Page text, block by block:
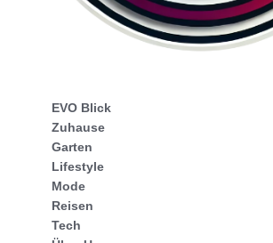
EVO Blick
Zuhause
Garten
Lifestyle
Mode
Reisen
Tech